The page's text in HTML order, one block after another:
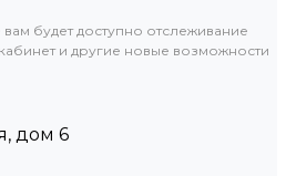
будет доступно отслеживание
и другие новые возможности
дом 6